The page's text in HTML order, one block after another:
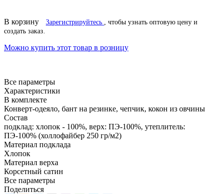
В корзину Зарегистрируйтесь
, чтобы узнать оптовую цену и
создать заказ.
Можно купить этот товар в розницу
Все параметры
Характеристики
В комплекте
Конверт-одеяло, бант на резинке, чепчик, кокон из овчины
Состав
подклад: хлопок - 100%, верх: ПЭ-100%, утеплитель:
ПЭ-100% (холлофайбер 250 гр/м2)
Материал подклада
Хлопок
Материал верха
Корсетный сатин
Все параметры
Поделиться